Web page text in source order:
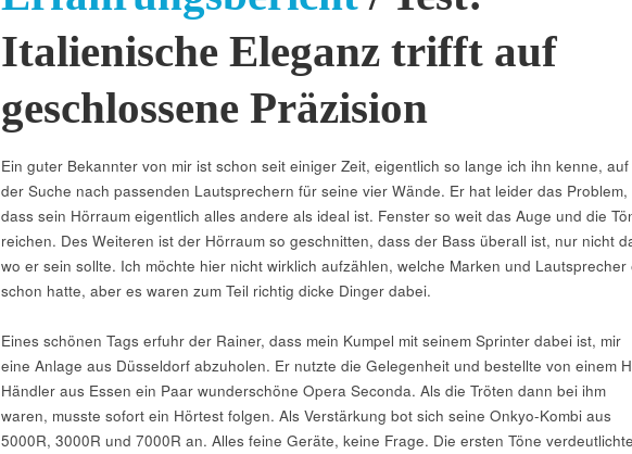
Italienische Eleganz trifft auf
geschlossene Präzision
Ein guter Bekannter von mir ist schon seit einiger Zeit, eigentlich so lange ich ihn kenne, auf
der Suche nach passenden Lautsprechern für seine vier Wände. Er hat leider das Problem,
dass sein Hörraum eigentlich alles andere als ideal ist. Fenster so weit das Auge und die
reichen. Des Weiteren ist der Hörraum so geschnitten, dass der Bass überall ist, nur nicht
wo er sein sollte. Ich möchte hier nicht wirklich aufzählen, welche Marken und Lautsprecher
schon hatte, aber es waren zum Teil richtig dicke Dinger dabei.
Eines schönen Tags erfuhr der Rainer, dass mein Kumpel mit seinem Sprinter dabei ist, mir
eine Anlage aus Düsseldorf abzuholen. Er nutzte die Gelegenheit und bestellte von einem
Händler aus Essen ein Paar wunderschöne Opera Seconda. Als die Tröten dann bei ihm
waren, musste sofort ein Hörtest folgen. Als Verstärkung bot sich seine Onkyo-Kombi aus
5000R, 3000R und 7000R an. Alles feine Geräte, keine Frage. Die ersten Töne